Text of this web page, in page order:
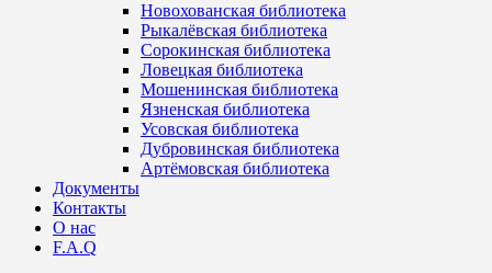
Новохованская библиотека
Рыкалёвская библиотека
Сорокинская библиотека
Ловецкая библиотека
Мошенинская библиотека
Язненская библиотека
Усовская библиотека
Дубровинская библиотека
Артёмовская библиотека
Документы
Контакты
О нас
F.A.Q